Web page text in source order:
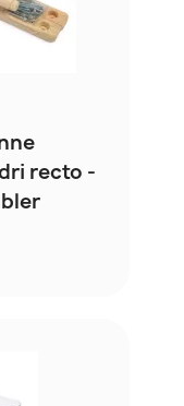
recto -